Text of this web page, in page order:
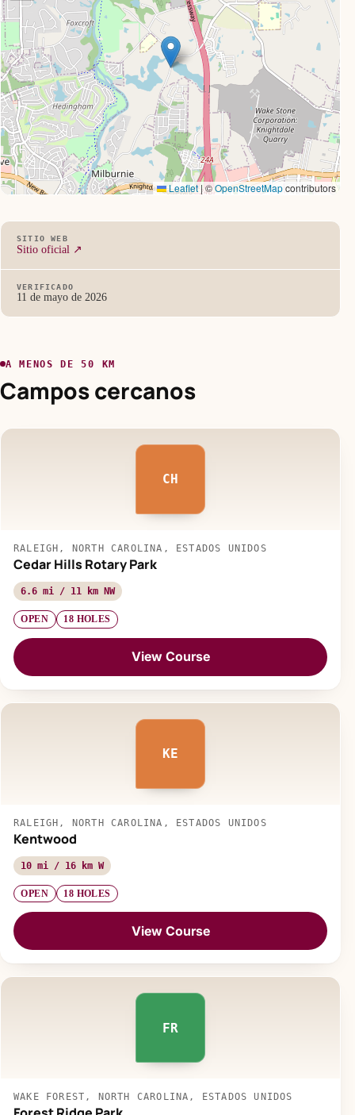
Leaflet|©OpenStreetMapcontributors
SITIO WEB
Sitio oficial ↗
VERIFICADO
11 de mayo de 2026
A MENOS DE 50 KM
Campos cercanos
CH
RALEIGH, NORTH CAROLINA, ESTADOS UNIDOS
Cedar Hills Rotary Park
6.6 mi / 11 km NW
OPEN 18 HOLES
View Course
KE
RALEIGH, NORTH CAROLINA, ESTADOS UNIDOS
Kentwood
10 mi / 16 km W
OPEN 18 HOLES
View Course
FR
WAKE FOREST, NORTH CAROLINA, ESTADOS UNIDOS